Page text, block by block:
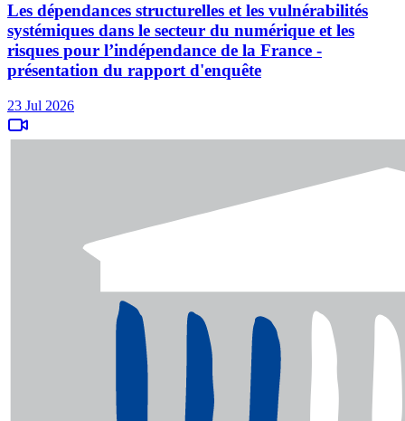
Les dépendances structurelles et les vulnérabilités
systémiques dans le secteur du numérique et les
risques pour l’indépendance de la France -
présentation du rapport d'enquête
23 Jul 2026